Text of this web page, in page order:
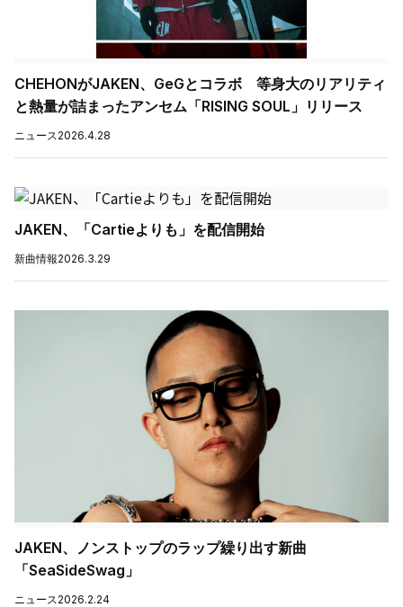
CHEHONがJAKEN、GeGとコラボ 等身大のリアリティ
と熱量が詰まったアンセム「RISING SOUL」リリース
ニュース2026.4.28
JAKEN、「Cartieよりも」を配信開始
新曲情報2026.3.29
JAKEN、ノンストップのラップ繰り出す新曲
「SeaSideSwag」
ニュース 2026.2.24